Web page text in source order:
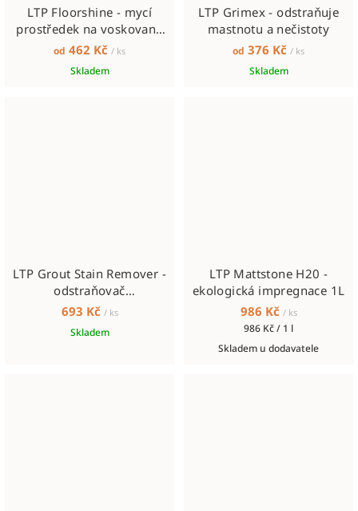
LTP Floorshine - mycí
prostředek na voskované
podlahy
od 462 Kč / ks
Skladem
LTP Grimex - odstraňuje
mastnotu a nečistoty
od 376 Kč / ks
Skladem
LTP Grout Stain Remover -
odstraňovač
cementového povlaku
693 Kč / ks
Skladem
LTP Mattstone H20 -
ekologická impregnace 1L
986 Kč / ks
Měrná
cena:
986 Kč / 1 l
Skladem u dodavatele